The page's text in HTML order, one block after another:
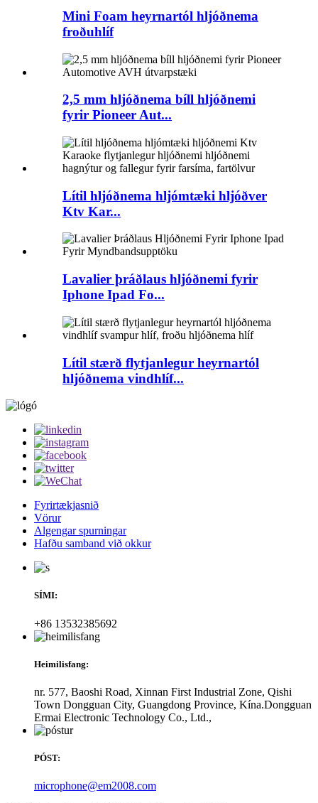
Mini Foam heyrnartól hljóðnema
froðuhlíf
2,5 mm hljóðnema bíll hljóðnemi
fyrir Pioneer Aut...
Lítil hljóðnema hljómtæki hljóðver
Ktv Kar...
Lavalier þráðlaus hljóðnemi fyrir
Iphone Ipad Fo...
Lítil stærð flytjanlegur heyrnartól
hljóðnema vindhlíf...
Fyrirtækjasnið
Vörur
Algengar spurningar
Hafðu samband við okkur
SÍMI:
+86 13532385692
Heimilisfang:
nr. 577, Baoshi Road, Xinnan First Industrial Zone, Qishi
Town Dongguan City, Guangdong Province, Kína.Dongguan
Ermai Electronic Technology Co., Ltd.,
PÓST:
microphone@em2008.com